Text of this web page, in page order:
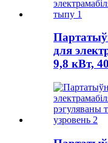
для
9,8 кВт,